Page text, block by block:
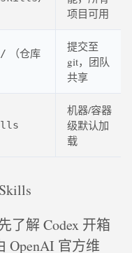
项目可用
（仓库
提交至
git，团队
共享
机器/容器
级默认加
载
了解 Codex 开箱
OpenAI 官方维